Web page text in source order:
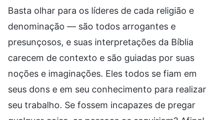
Basta olhar para os líderes de cada religião e
denominação — são todos arrogantes e
presunçosos, e suas interpretações da Bíblia
carecem de contexto e são guiadas por suas
noções e imaginações. Eles todos se fiam em
seus dons e em seu conhecimento para realizar
seu trabalho. Se fossem incapazes de pregar